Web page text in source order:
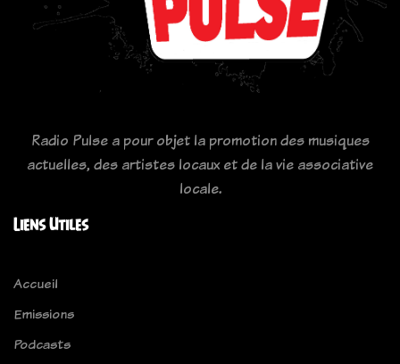
Radio Pulse a pour objet la promotion des musiques
actuelles, des artistes locaux et de la vie associative
locale.
Liens Utiles
Accueil
Emissions
Podcasts